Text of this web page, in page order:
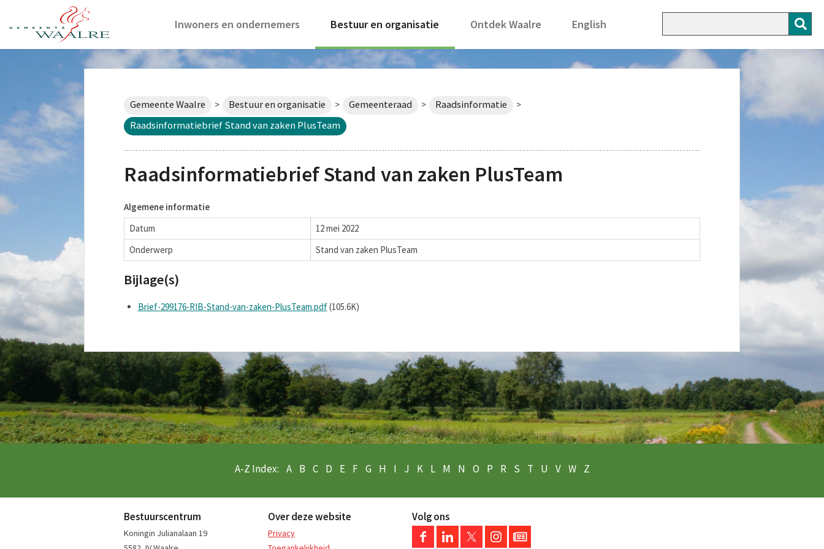
Inwoners en ondernemers Bestuur en organisatie Ontdek Waalre English
Gemeente Waalre > Bestuur en organisatie > Gemeenteraad > Raadsinformatie >
Raadsinformatiebrief Stand van zaken PlusTeam
Raadsinformatiebrief Stand van zaken PlusTeam
Algemene informatie
Datum
12 mei 2022
Onderwerp
Stand van zaken PlusTeam
Bijlage(s)
Brief-299176-RIB-Stand-van-zaken-PlusTeam.pdf(105.6K)
A-Z Index: A B C D E F G H I J K L M N O P R S T U V W Z
Bestuurscentrum
Koningin Julianalaan 19
Over deze website
Privacy
Volg ons